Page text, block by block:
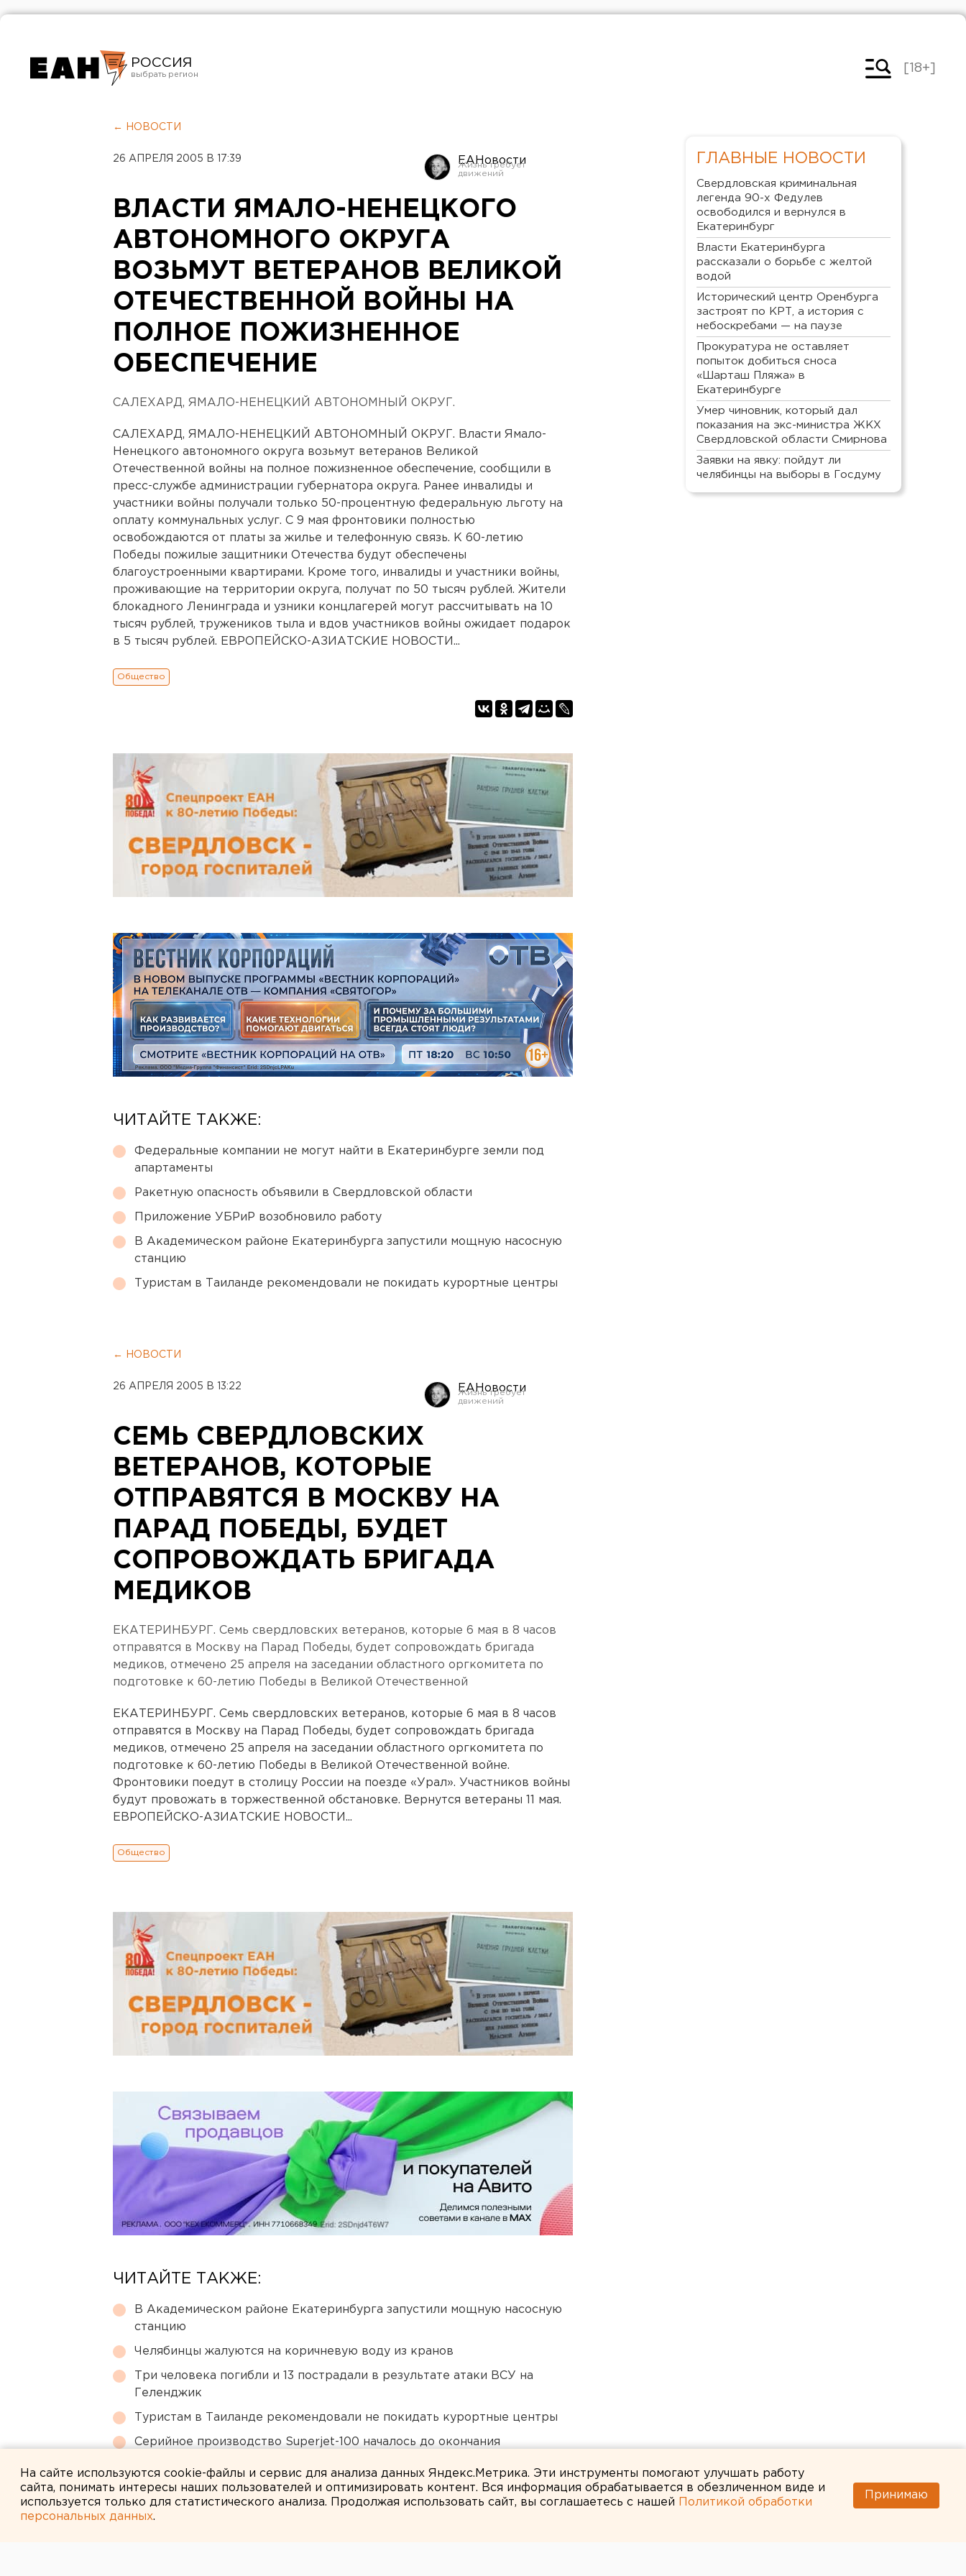
РОССИЯ
Челябинск
[18+]
← НОВОСТИ
26 АПРЕЛЯ 2005 В 17:39 ЕАНовости
ВЛАСТИ ЯМАЛО-НЕНЕЦКОГО
АВТОНОМНОГО ОКРУГА
ВОЗЬМУТ ВЕТЕРАНОВ ВЕЛИКОЙ
ОТЕЧЕСТВЕННОЙ ВОЙНЫ НА
ПОЛНОЕ ПОЖИЗНЕННОЕ
ОБЕСПЕЧЕНИЕ
САЛЕХАРД, ЯМАЛО-НЕНЕЦКИЙ АВТОНОМНЫЙ ОКРУГ.
САЛЕХАРД, ЯМАЛО-НЕНЕЦКИЙ АВТОНОМНЫЙ ОКРУГ. Власти Ямало-
Ненецкого автономного округа возьмут ветеранов Великой
Отечественной войны на полное пожизненное обеспечение, сообщили в
пресс-службе администрации губернатора округа. Ранее инвалиды и
участники войны получали только 50-процентную федеральную льготу на
оплату коммунальных услуг. С 9 мая фронтовики полностью
освобождаются от платы за жилье и телефонную связь. К 60-летию
Победы пожилые защитники Отечества будут обеспечены
благоустроенными квартирами. Кроме того, инвалиды и участники войны,
проживающие на территории округа, получат по 50 тысяч рублей. Жители
блокадного Ленинграда и узники концлагерей могут рассчитывать на 10
тысяч рублей, тружеников тыла и вдов участников войны ожидает подарок
в 5 тысяч рублей. ЕВРОПЕЙСКО-АЗИАТСКИЕ НОВОСТИ...
Общество
ЧИТАЙТЕ ТАКЖЕ:
Федеральные компании не могут найти в Екатеринбурге земли под
апартаменты
Ракетную опасность объявили в Свердловской области
Приложение УБРиР возобновило работу
В Академическом районе Екатеринбурга запустили мощную насосную
станцию
Туристам в Таиланде рекомендовали не покидать курортные центры
← НОВОСТИ
26 АПРЕЛЯ 2005 В 13:22 ЕАНовости
СЕМЬ СВЕРДЛОВСКИХ
ВЕТЕРАНОВ, КОТОРЫЕ
ОТПРАВЯТСЯ В МОСКВУ НА
ПАРАД ПОБЕДЫ, БУДЕТ
СОПРОВОЖДАТЬ БРИГАДА
МЕДИКОВ
ЕКАТЕРИНБУРГ. Семь свердловских ветеранов, которые 6 мая в 8 часов
отправятся в Москву на Парад Победы, будет сопровождать бригада
медиков, отмечено 25 апреля на заседании областного оргкомитета по
подготовке к 60-летию Победы в Великой Отечественной
ЕКАТЕРИНБУРГ. Семь свердловских ветеранов, которые 6 мая в 8 часов
отправятся в Москву на Парад Победы, будет сопровождать бригада
медиков, отмечено 25 апреля на заседании областного оргкомитета по
подготовке к 60-летию Победы в Великой Отечественной войне.
Фронтовики поедут в столицу России на поезде «Урал». Участников войны
будут провожать в торжественной обстановке. Вернутся ветераны 11 мая.
ЕВРОПЕЙСКО-АЗИАТСКИЕ НОВОСТИ...
Общество
ЧИТАЙТЕ ТАКЖЕ:
В Академическом районе Екатеринбурга запустили мощную насосную
станцию
Челябинцы жалуются на коричневую воду из кранов
Три человека погибли и 13 пострадали в результате атаки ВСУ на
Геленджик
Туристам в Таиланде рекомендовали не покидать курортные центры
Серийное производство Superjet-100 началось до окончания
ГЛАВНЫЕ НОВОСТИ
Свердловская криминальная
легенда 90-х Федулев
освободился и вернулся в
Екатеринбург
Власти Екатеринбурга
рассказали о борьбе с желтой
водой
Исторический центр Оренбурга
застроят по КРТ, а история с
небоскребами — на паузе
Прокуратура не оставляет
попыток добиться сноса
«Шарташ Пляжа» в
Екатеринбурге
Умер чиновник, который дал
показания на экс-министра ЖКХ
Свердловской области Смирнова
Заявки на явку: пойдут ли
челябинцы на выборы в Госдуму
На сайте используются cookie-файлы и сервис для анализа данных Яндекс.Метрика. Эти инструменты помогают улучшать работу
сайта, понимать интересы наших пользователей и оптимизировать контент. Вся информация обрабатывается в обезличенном виде и
используется только для статистического анализа. Продолжая использовать сайт, вы соглашаетесь с нашей
Политикой обработки
персональных данных.
Принимаю